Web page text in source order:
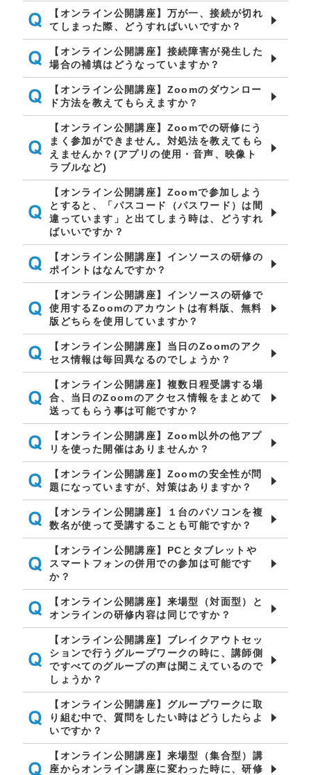
【オンライン公開講座】万が一、接続が切れ
てしまった際、どうすればいいですか？
【オンライン公開講座】接続障害が発生した
場合の補填はどうなっていますか？
【オンライン公開講座】Zoomのダウンロー
ド方法を教えてもらえますか？
【オンライン公開講座】Zoomでの研修にう
まく参加ができません。対処法を教えてもら
えませんか？(アプリの使用・音声、映像ト
ラブルなど)
【オンライン公開講座】Zoomで参加しよう
とすると、「パスコード（パスワード）は間
違っています」と出てしまう時は、どうすれ
ばいいですか？
【オンライン公開講座】インソースの研修の
ポイントはなんですか？
【オンライン公開講座】インソースの研修で
使用するZoomのアカウントは有料版、無料
版どちらを使用していますか？
【オンライン公開講座】当日のZoomのアク
セス情報は毎回異なるのでしょうか？
【オンライン公開講座】複数日程受講する場
合、当日のZoomのアクセス情報をまとめて
送ってもらう事は可能ですか？
【オンライン公開講座】Zoom以外の他アプ
リを使った開催はありませんか？
【オンライン公開講座】Zoomの安全性が問
題になっていますが、対策はありますか？
【オンライン公開講座】１台のパソコンを複
数名が使って受講することも可能ですか？
【オンライン公開講座】PCとタブレットや
スマートフォンの併用での参加は可能です
か？
【オンライン公開講座】来場型（対面型）と
オンラインの研修内容は同じですか？
【オンライン公開講座】ブレイクアウトセッ
ションで行うグループワークの時に、講師側
ですべてのグループの声は聞こえているので
しょうか？
【オンライン公開講座】グループワークに取
り組む中で、質問をしたい時はどうしたらよ
いですか？
【オンライン公開講座】来場型（集合型）講
座からオンライン講座に変わった時に、研修